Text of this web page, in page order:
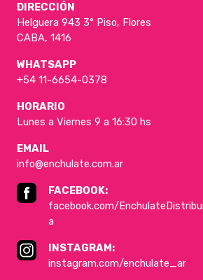
DIRECCIÓN
Helguera 943 3° Piso, Flores
CABA, 1416
WHATSAPP
+54 11-6654-0378
HORARIO
Lunes a Viernes 9 a 16:30 hs
EMAIL
info@enchulate.com.ar
FACEBOOK:
facebook.com/
a
INSTAGRAM:
instagram.com/enchulate_ar